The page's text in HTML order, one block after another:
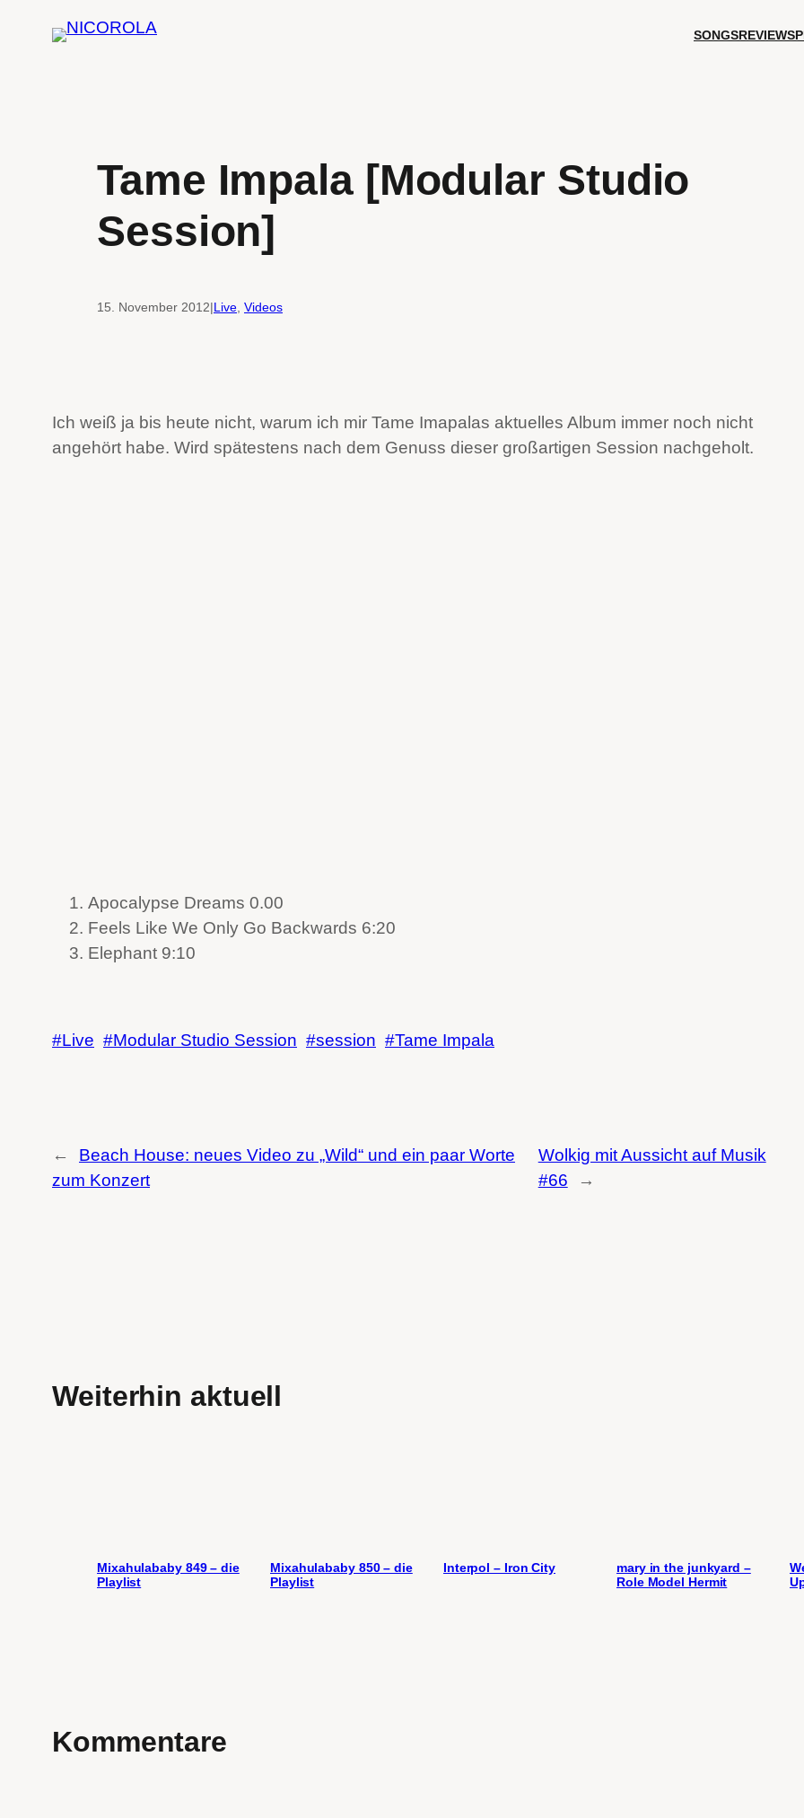
SONGSREVIEWS
Tame Impala [Modular Studio
Session]
15. November 2012|Live, Videos
Ich weiß ja bis heute nicht, warum ich mir Tame Imapalas aktuelles Album immer noch nicht
angehört habe. Wird spätestens nach dem Genuss dieser großartigen Session nachgeholt.
Apocalypse Dreams 0.00
Feels Like We Only Go Backwards 6:20
Elephant 9:10
Live Modular Studio Session session Tame Impala
←
Beach House: neues Video zu „Wild“ und ein paar Worte
zum Konzert
Wolkig mit Aussicht auf Musik
#66
→
Weiterhin aktuell
Mixahulababy 849 – die
Playlist
Mixahulababy 850 – die
Playlist
Interpol – Iron City
mary in the junkyard –
Role Model Hermit
Kommentare